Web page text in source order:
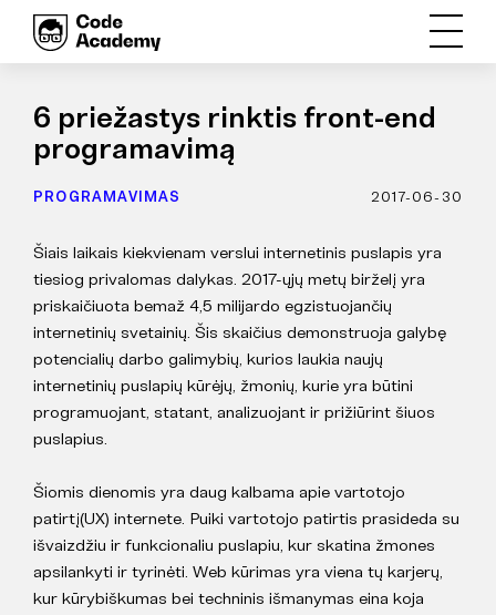
6 priežastys rinktis front-end
programavimą
PROGRAMAVIMAS 2017-06-30
Šiais laikais kiekvienam verslui internetinis puslapis yra
tiesiog privalomas dalykas. 2017-ųjų metų birželį yra
priskaičiuota bemaž 4,5 milijardo egzistuojančių
internetinių svetainių. Šis skaičius demonstruoja galybę
potencialių darbo galimybių, kurios laukia naujų
internetinių puslapių kūrėjų, žmonių, kurie yra būtini
programuojant, statant, analizuojant ir prižiūrint šiuos
puslapius.
Šiomis dienomis yra daug kalbama apie vartotojo
patirtį(UX) internete. Puiki vartotojo patirtis prasideda su
išvaizdžiu ir funkcionaliu puslapiu, kur skatina žmones
apsilankyti ir tyrinėti. Web kūrimas yra viena tų karjerų,
kur kūrybiškumas bei techninis išmanymas eina koja